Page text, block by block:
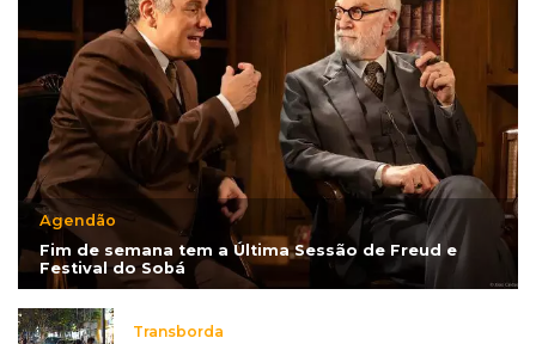
Agendão
Fim de semana tem a Última Sessão de Freud e
Festival do Sobá
Transborda